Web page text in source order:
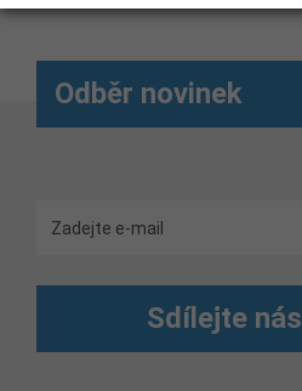
Odběr novinek
Sdílejte nás